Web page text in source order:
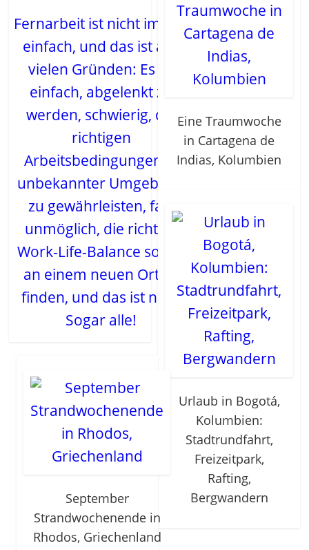
Fernarbeit ist nicht immer
einfach, und das ist aus
vielen Gründen: Es ist
einfach, abgelenkt zu
werden, schwierig, die
richtigen
Arbeitsbedingungen in
unbekannter Umgebung
zu gewährleisten, fast
unmöglich, die richtige
Work-Life-Balance sofort
an einem neuen Ort zu
finden, und das ist nicht
Sogar alle!
Eine Traumwoche
in Cartagena de
Indias, Kolumbien
Urlaub in Bogotá,
Kolumbien:
Stadtrundfahrt,
Freizeitpark,
Rafting,
Bergwandern
September
Strandwochenende in
Rhodos, Griechenland